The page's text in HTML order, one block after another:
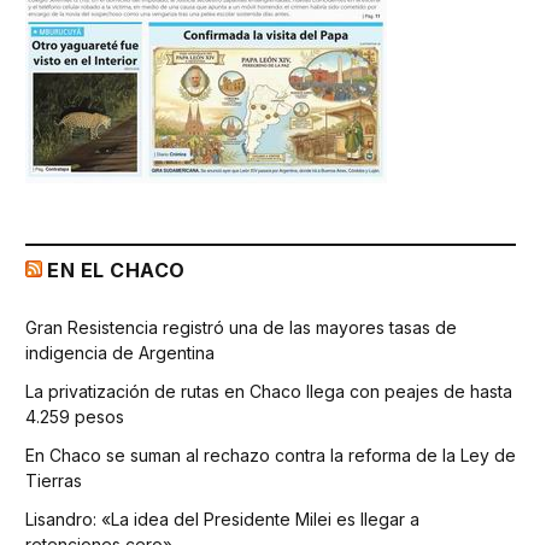
EN EL CHACO
Gran Resistencia registró una de las mayores tasas de
indigencia de Argentina
La privatización de rutas en Chaco llega con peajes de hasta
4.259 pesos
En Chaco se suman al rechazo contra la reforma de la Ley de
Tierras
Lisandro: «La idea del Presidente Milei es llegar a